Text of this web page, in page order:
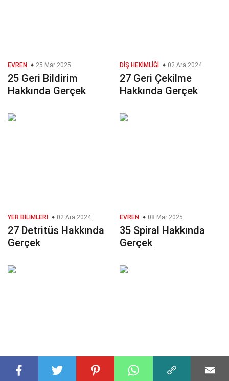
EVREN 25 Mar 2025
25 Geri Bildirim
Hakkında Gerçek
DIŞ HEKIMLIĞI 02 Ara 2024
27 Geri Çekilme
Hakkında Gerçek
YER BILIMLERI 02 Ara 2024
27 Detritüs Hakkında
Gerçek
EVREN 08 Mar 2025
35 Spiral Hakkında
Gerçek
EĞLENCE 30 Oca 2025
MATEMATIK BILIMLERI